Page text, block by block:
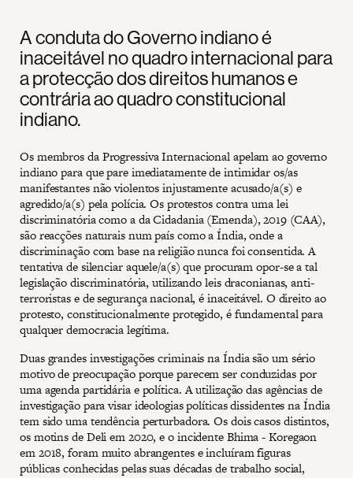
A conduta do Governo indiano é
inaceitável no quadro internacional para
a protecção dos direitos humanos e
contrária ao quadro constitucional
indiano.
Os membros da Progressiva Internacional apelam ao governo
indiano para que pare imediatamente de intimidar os/as
manifestantes não violentos injustamente acusado/a(s) e
agredido/a(s) pela polícia. Os protestos contra uma lei
discriminatória como a da Cidadania (Emenda), 2019 (CAA),
são reacções naturais num país como a Índia, onde a
discriminação com base na religião nunca foi consentida. A
tentativa de silenciar aquele/a(s) que procuram opor-se a tal
legislação discriminatória, utilizando leis draconianas, anti-
terroristas e de segurança nacional, é inaceitável. O direito ao
protesto, constitucionalmente protegido, é fundamental para
qualquer democracia legítima.
Duas grandes investigações criminais na Índia são um sério
motivo de preocupação porque parecem ser conduzidas por
uma agenda partidária e política. A utilização das agências de
investigação para visar ideologias políticas dissidentes na Índia
tem sido uma tendência perturbadora. Os dois casos distintos,
os motins de Deli em 2020, e o incidente Bhima - Koregaon
em 2018, foram muito abrangentes e incluíram figuras
públicas conhecidas pelas suas décadas de trabalho social,